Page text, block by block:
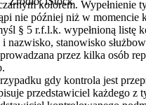
kolorem. Wypełnienie
nie później niż w momencie
§ 5 r.f.l.k. wypełnioną listę
i nazwisko, stanowisko
przez kilka osób
gdy kontrola jest
przedstawiciel każdego z